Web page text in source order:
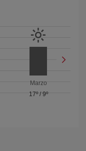
Marzo
17º/ 9º